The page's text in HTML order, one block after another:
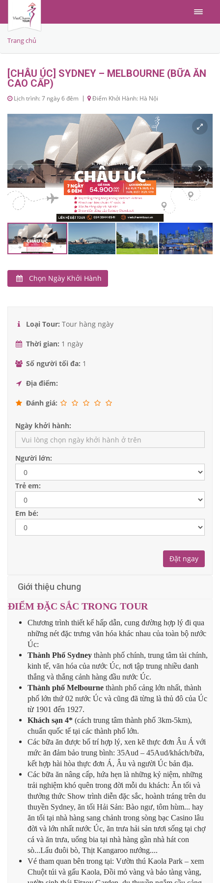
Menu
Trang chủ
[CHÂU ÚC] SYDNEY – MELBOURNE (BỮA ĂN
CAO CẤP)
Lịch trình: 7 ngày 6 đêm Điểm Khởi Hành: Hà Nội
Chọn Ngày Khởi Hành
T5
Đã chọn
Loại Tour: Tour hàng ngày
Thời gian: 1 ngày
Số người tối đa: 1
Địa điểm:
Đánh giá:
Ngày khởi hành:
Người lớn:
Trẻ em:
Em bé:
Giới thiệu chung
ĐIỂM ĐẶC SẮC TRONG TOUR
Chương trình thiết kế hấp dẫn, cung đường hợp lý đi qua
những nét đặc trưng văn hóa khác nhau của toàn bộ nước
Úc:
Thành Phố Sydney thành phố chính, trung tâm tài chính,
kinh tế, văn hóa của nước Úc, nơi tập trung nhiều danh
thắng và thắng cảnh hàng đầu nước Úc.
Thành phố Melbourne thành phố cảng lớn nhất, thành
phố lớn thứ 02 nước Úc và cũng đã từng là thủ đô của Úc
từ 1901 đến 1927.
Khách sạn 4* (cách trung tâm thành phố 3km-5km),
chuẩn quốc tế tại các thành phố lớn.
Các bữa ăn được bố trí hợp lý, xen kẽ thực đơn Âu Á với
mức ăn đảm bảo trung bình: 35Aud – 45Aud/khách/bữa,
kết hợp hài hòa thực đơn Á, Âu và người Úc bản địa.
Các bữa ăn nâng cấp, hứa hẹn là những kỷ niệm, những
trải nghiệm khó quên trong đời mỗi du khách: Ăn tối và
thưởng thức Show trình diễn đặc sắc, hoành tráng trên du
thuyền Sydney, ăn tối Hải Sản: Bào ngư, tôm hùm... hay
ăn tối tại nhà hàng sang chảnh trong sòng bạc Casino lâu
đời và lớn nhất nước Úc, ăn trưa hải sản tươi sống tại chợ
cá và ăn trưa, uống bia tại nhà hàng gần nhà hát con
sò...Lẩu đuôi bò, Thịt Kangaroo nướng....
Vé tham quan bên trong tại: Vườn thú Kaola Park – xem
Chuột túi và gấu Kaola, Đồi mỏ vàng và bảo tàng vàng,